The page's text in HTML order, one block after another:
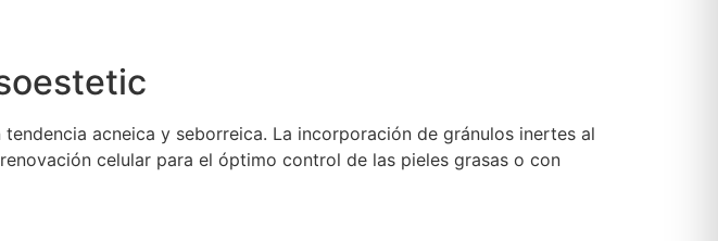
acneica y seborreica. La incorporación de gránulos inertes al
celular para el óptimo control de las pieles grasas o con